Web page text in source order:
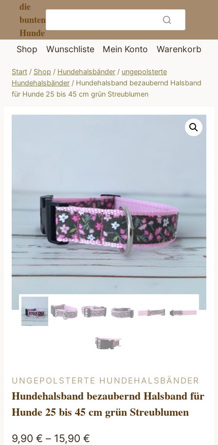
Inhalt
springen
die
bunten
Hunde
Shop Wunschliste Mein Konto Warenkorb
Start / Shop / Hundehalsbänder / ungepolsterte
Hundehalsbänder / Hundehalsband bezaubernd Halsband
für Hunde 25 bis 45 cm grün Streublumen
UNGEPOLSTERTE HUNDEHALSBÄNDER
Hundehalsband bezaubernd Halsband für
Hunde 25 bis 45 cm grün Streublumen
9,90 € – 15,90 €